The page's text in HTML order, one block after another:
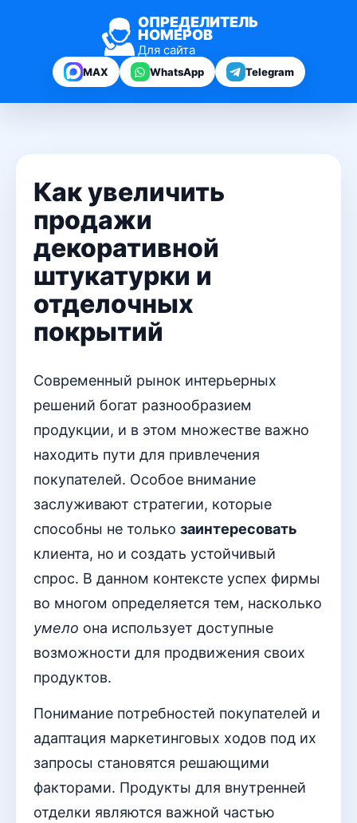
ОПРЕДЕЛИТЕЛЬ
НОМЕРОВ
Для сайта
MAX WhatsApp Telegram
Как увеличить
продажи
декоративной
штукатурки и
отделочных
покрытий
Современный рынок интерьерных
решений богат разнообразием
продукции, и в этом множестве важно
находить пути для привлечения
покупателей. Особое внимание
заслуживают стратегии, которые
способны не только заинтересовать
клиента, но и создать устойчивый
спрос. В данном контексте успех фирмы
во многом определяется тем, насколько
умело она использует доступные
возможности для продвижения своих
продуктов.
Понимание потребностей покупателей и
адаптация маркетинговых ходов под их
запросы становятся решающими
факторами. Продукты для внутренней
отделки являются важной частью